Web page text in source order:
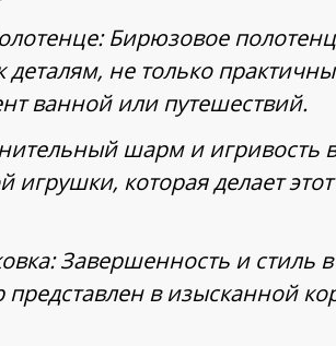
Бирюзовое
деталям, не только
ванной или путешествий.
шарм и игривость
игрушки, которая делает
Завершенность и стиль
в изысканной